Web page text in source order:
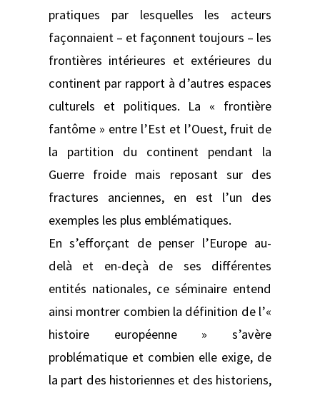
pratiques par lesquelles les acteurs
façonnaient – et façonnent toujours – les
frontières intérieures et extérieures du
continent par rapport à d’autres espaces
culturels et politiques. La « frontière
fantôme » entre l’Est et l’Ouest, fruit de
la partition du continent pendant la
Guerre froide mais reposant sur des
fractures anciennes, en est l’un des
exemples les plus emblématiques.
En s’efforçant de penser l’Europe au-
delà et en-deçà de ses différentes
entités nationales, ce séminaire entend
ainsi montrer combien la définition de l’«
histoire européenne » s’avère
problématique et combien elle exige, de
la part des historiennes et des historiens,